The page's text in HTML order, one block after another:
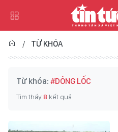
TỪ KHÓA
Từ khóa: #DÔNG LỐC
Tìm thấy8 kết quả